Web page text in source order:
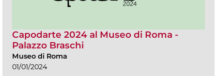
Capodarte 2024 al Museo di Roma -
Palazzo Braschi
Museo di Roma
01/01/2024